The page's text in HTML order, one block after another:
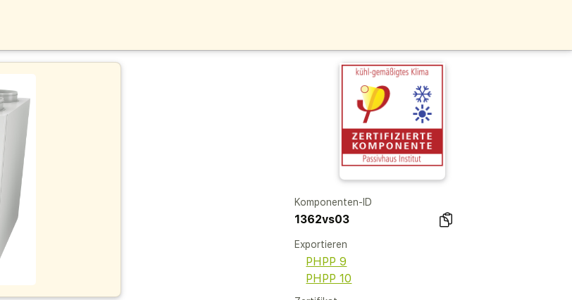
Komponenten-ID
1362vs03
Exportieren
PHPP 9
PHPP 10